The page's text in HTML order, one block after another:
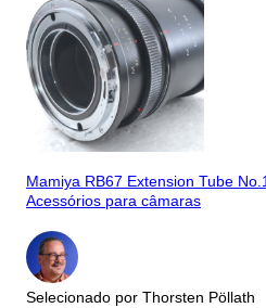
Mamiya RB67 Extension Tube
Acessórios para câmaras
Selecionado por Thorsten Pöllath